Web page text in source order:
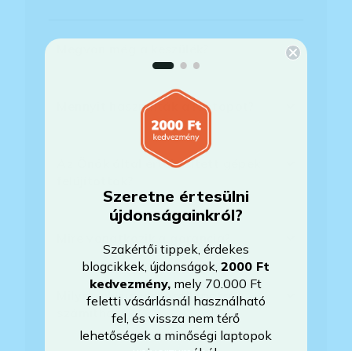
Mennyit használták a laptopot?
Az Önök által értékesített gépek
Milyen akkumulátorállapotra
számíthatok?
Szeretne értesülni
újdonságainkról?
Szakértői tippek, érdekes
blogcikkek, újdonságok,2000 Ft
kedvezmény, mely 70.000 Ft
feletti vásárlásnál használható
fel, és vissza nem térő
lehetőségek a minőségi laptopok